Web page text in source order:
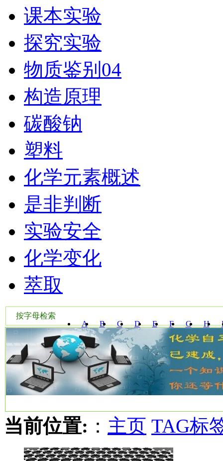
课本实验
探究实验
物质鉴别04
构造原理
碳酸钠
塑料
化学元素概述
是非判断
实验安全
化学变化
萃取
按字母检索
A
B C D E F G H
W Y
当前位置: ： 主页 TAG标